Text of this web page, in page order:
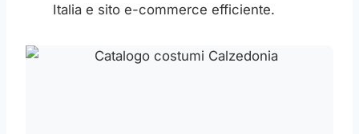
Italia e sito e-commerce efficiente.